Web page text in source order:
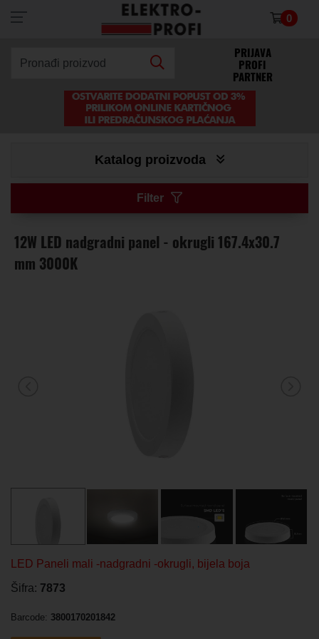
×
0
Pronađi proizvod
PRIJAVA
PROFI
PARTNER
Katalog proizvoda
Filter
12W LED nadgradni panel - okrugli 167.4x30.7
mm 3000K
LED Paneli mali -nadgradni -okrugli, bijela boja
Šifra: 7873
Barcode: 3800170201842